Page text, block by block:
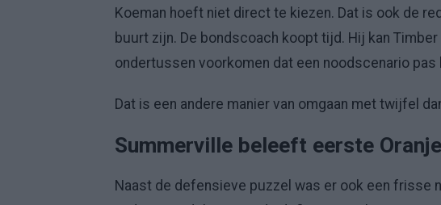
Koeman hoeft niet direct te kiezen. Dat is ook de
buurt zijn. De bondscoach koopt tijd. Hij kan
ondertussen voorkomen dat een noodscenario
Dat is een andere manier van omgaan met twijfel
Summerville beleeft eerste
Naast de defensieve puzzel was er ook een frisse